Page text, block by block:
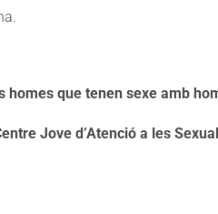
homes que tenen sexe amb
Jove d’Atenció a les